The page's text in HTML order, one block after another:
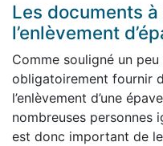
Les documents
l’enlèvement
Comme souligné un
obligatoirement fournir
l’enlèvement d’une
nombreuses personnes
est donc important de